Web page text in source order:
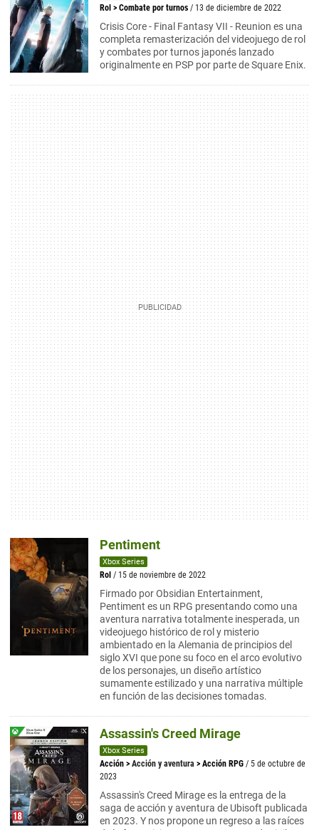
Rol > Combate por turnos / 13 de diciembre de 2022
Crisis Core - Final Fantasy VII - Reunion es una
completa remasterización del videojuego de rol
y combates por turnos japonés lanzado
originalmente en PSP por parte de Square Enix.
Pentiment
Xbox Series
Rol / 15 de noviembre de 2022
Firmado por Obsidian Entertainment,
Pentiment es un RPG presentando como una
aventura narrativa totalmente inesperada, un
videojuego histórico de rol y misterio
ambientado en la Alemania de principios del
siglo XVI que pone su foco en el arco evolutivo
de los personajes, un diseño artístico
sumamente estilizado y una narrativa múltiple
en función de las decisiones tomadas.
Assassin's Creed Mirage
Xbox Series
Acción > Acción y aventura > Acción RPG / 5 de octubre de
2023
Assassin's Creed Mirage es la entrega de la
saga de acción y aventura de Ubisoft publicada
en 2023. Y nos propone un regreso a las raíces